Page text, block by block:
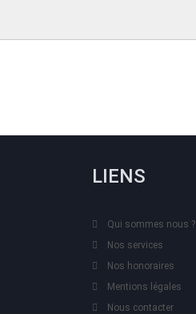
LIENS
Qui sommes nous ?
Nos services
Nos honoraires
Mentions légales
Nous contacter